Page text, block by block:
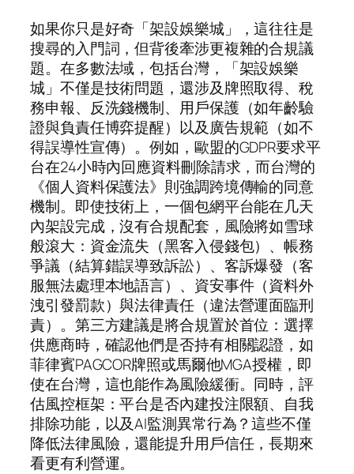
如果你只是好奇「架設娛樂城」，這往往是
搜尋的入門詞，但背後牽涉更複雜的合規議
題。在多數法域，包括台灣，「架設娛樂
城」不僅是技術問題，還涉及牌照取得、稅
務申報、反洗錢機制、用戶保護（如年齡驗
證與負責任博弈提醒）以及廣告規範（如不
得誤導性宣傳）。例如，歐盟的GDPR要求平
台在24小時內回應資料刪除請求，而台灣的
《個人資料保護法》則強調跨境傳輸的同意
機制。即使技術上，一個包網平台能在几天
內架設完成，沒有合規配套，風險將如雪球
般滾大：資金流失（黑客入侵錢包）、帳務
爭議（結算錯誤導致訴訟）、客訴爆發（客
服無法處理本地語言）、資安事件（資料外
洩引發罰款）與法律責任（違法營運面臨刑
責）。第三方建議是將合規置於首位：選擇
供應商時，確認他們是否持有相關認證，如
菲律賓PAGCOR牌照或馬爾他MGA授權，即
使在台灣，這也能作為風險緩衝。同時，評
估風控框架：平台是否內建投注限額、自我
排除功能，以及AI監測異常行為？這些不僅
降低法律風險，還能提升用戶信任，長期來
看更有利營運。